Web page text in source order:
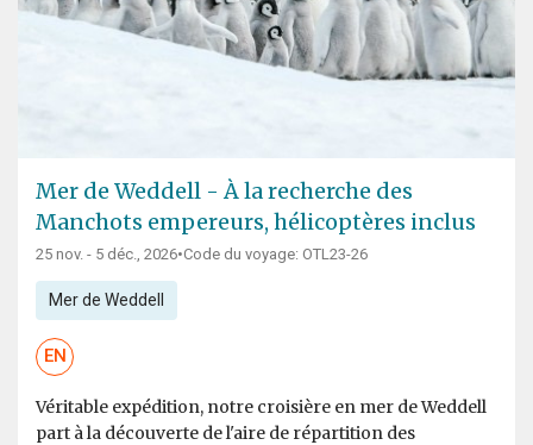
Mer de Weddell - À la recherche des
Manchots empereurs, hélicoptères inclus
25 nov. - 5 déc., 2026•Code du voyage: OTL23-26
Mer de Weddell
EN
Véritable expédition, notre croisière en mer de Weddell
part à la découverte de l'aire de répartition des